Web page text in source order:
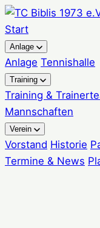
Zum
Inhalt
springen
Start
Anlage
Anlage Tennishalle
Training
Training &
Mannschaften
Verein
Vorstand Historie
Termine & News